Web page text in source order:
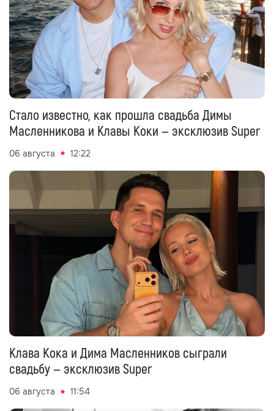
Стало известно, как прошла свадьба Димы
Масленникова и Клавы Коки — эксклюзив Super
06 августа 12:22
Клава Кока и Дима Масленников сыграли
свадьбу — эксклюзив Super
06 августа 11:54